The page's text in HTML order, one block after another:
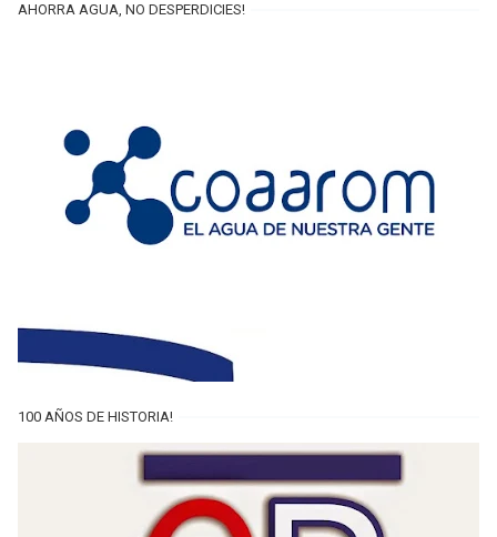
AHORRA AGUA, NO DESPERDICIES!
100 AÑOS DE HISTORIA!